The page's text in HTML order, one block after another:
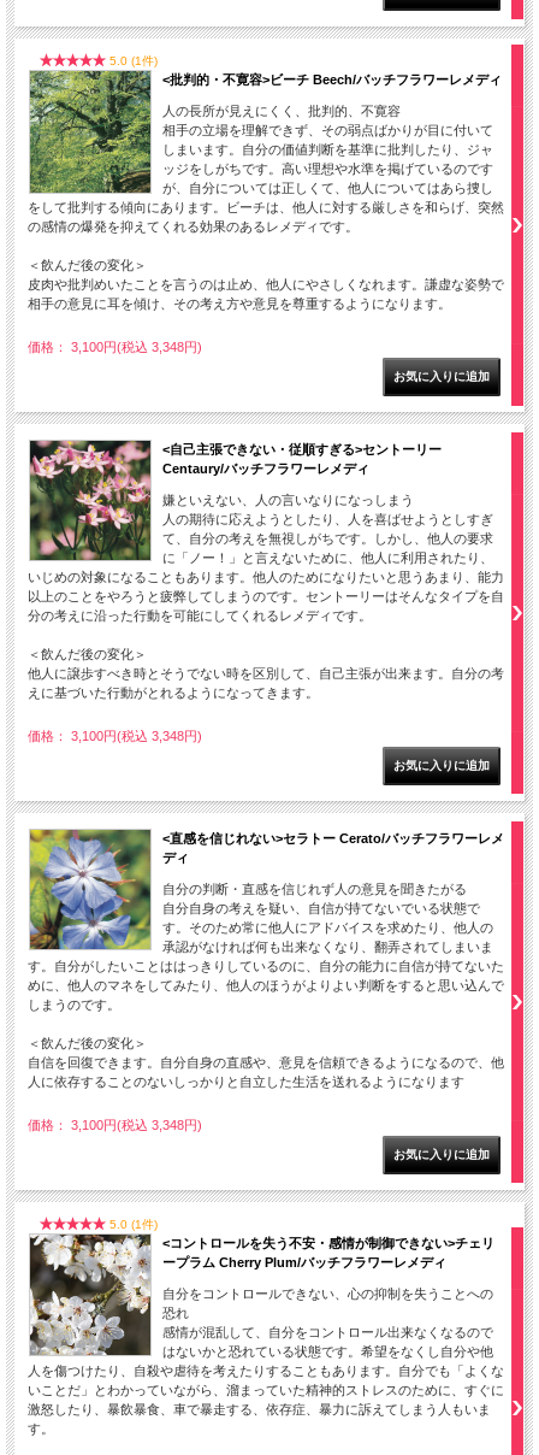
5.0 (1件)
<批判的・不寛容>ビーチ Beech/バッチフラワーレメディ
人の長所が見えにくく、批判的、不寛容
相手の立場を理解できず、その弱点ばかりが目に付いて
しまいます。自分の価値判断を基準に批判したり、ジャ
ッジをしがちです。高い理想や水準を掲げているのです
が、自分については正しくて、他人についてはあら捜し
をして批判する傾向にあります。ビーチは、他人に対する厳しさを和らげ、突然
の感情の爆発を抑えてくれる効果のあるレメディです。
＜飲んだ後の変化＞
皮肉や批判めいたことを言うのは止め、他人にやさしくなれます。謙虚な姿勢で
相手の意見に耳を傾け、その考え方や意見を尊重するようになります。
価格： 3,100円(税込 3,348円)
<自己主張できない・従順すぎる>セントーリー
Centaury/バッチフラワーレメディ
嫌といえない、人の言いなりになっしまう
人の期待に応えようとしたり、人を喜ばせようとしすぎ
て、自分の考えを無視しがちです。しかし、他人の要求
に「ノー！」と言えないために、他人に利用されたり、
いじめの対象になることもあります。他人のためになりたいと思うあまり、能力
以上のことをやろうと疲弊してしまうのです。セントーリーはそんなタイプを自
分の考えに沿った行動を可能にしてくれるレメディです。
＜飲んだ後の変化＞
他人に譲歩すべき時とそうでない時を区別して、自己主張が出来ます。自分の考
えに基づいた行動がとれるようになってきます。
価格： 3,100円(税込 3,348円)
<直感を信じれない>セラトー Cerato/バッチフラワーレメ
ディ
自分の判断・直感を信じれず人の意見を聞きたがる
自分自身の考えを疑い、自信が持てないでいる状態で
す。そのため常に他人にアドバイスを求めたり、他人の
承認がなければ何も出来なくなり、翻弄されてしまいま
す。自分がしたいことははっきりしているのに、自分の能力に自信が持てないた
めに、他人のマネをしてみたり、他人のほうがよりよい判断をすると思い込んで
しまうのです。
＜飲んだ後の変化＞
自信を回復できます。自分自身の直感や、意見を信頼できるようになるので、他
人に依存することのないしっかりと自立した生活を送れるようになります
価格： 3,100円(税込 3,348円)
5.0 (1件)
<コントロールを失う不安・感情が制御できない>チェリ
ープラム Cherry Plum/バッチフラワーレメディ
自分をコントロールできない、心の抑制を失うことへの
恐れ
感情が混乱して、自分をコントロール出来なくなるので
はないかと恐れている状態です。希望をなくし自分や他
人を傷つけたり、自殺や虐待を考えたりすることもあります。自分でも「よくな
いことだ」とわかっていながら、溜まっていた精神的ストレスのために、すぐに
激怒したり、暴飲暴食、車で暴走する、依存症、暴力に訴えてしまう人もいま
す。